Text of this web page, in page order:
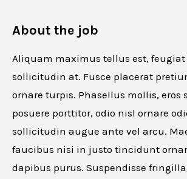
About the job
Aliquam maximus tellus est, feugiat
sollicitudin at. Fusce placerat
ornare turpis. Phasellus mollis, eros
posuere porttitor, odio nisl ornare
sollicitudin augue ante vel arcu.
faucibus nisi in justo tincidunt
dapibus purus. Suspendisse